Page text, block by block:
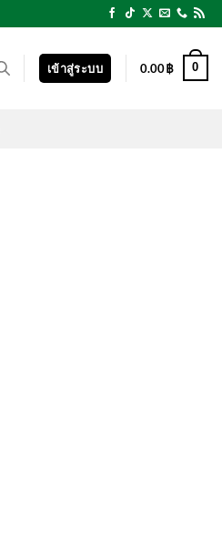
เข้าสู่ระบบ 0.00฿ 0